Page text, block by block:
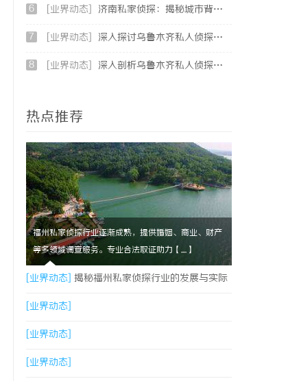
6 [业界动态] 济南私家侦探：揭秘城市背后的专业侦查力量
7 [业界动态] 深入探讨乌鲁木齐私人侦探行业的现状与发展趋势
8 [业界动态] 深入剖析乌鲁木齐私人侦探行业的发展与应用现状
热点推荐
福州私家侦探行业逐渐成熟，提供婚姻、商业、财产
等多领域调查服务。专业合法取证助力【....】
[业界动态] 揭秘福州私家侦探行业的发展与实际
应用全解析
[业界动态]
[业界动态]
[业界动态]